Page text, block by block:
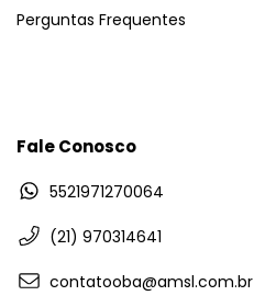
Perguntas Frequentes
Fale Conosco
5521971270064
(21) 970314641
contatooba@amsl.com.br